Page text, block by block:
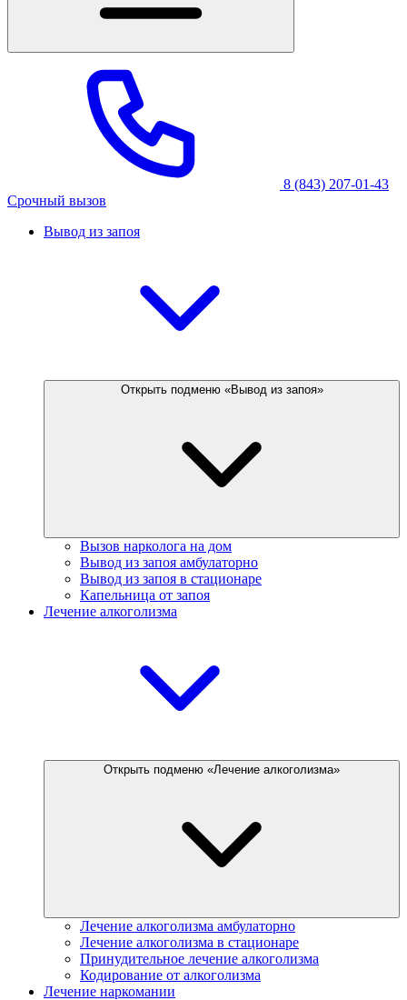
8 (843) 207-01-43
Срочный вызов
Вывод из запоя
Открыть подменю «Вывод из запоя»
Вызов нарколога на дом
Вывод из запоя амбулаторно
Вывод из запоя в стационаре
Капельница от запоя
Лечение алкоголизма
Открыть подменю «Лечение алкоголизма»
Лечение алкоголизма амбулаторно
Лечение алкоголизма в стационаре
Принудительное лечение алкоголизма
Кодирование от алкоголизма
Лечение наркомании